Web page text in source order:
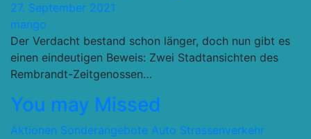
27. September 2021
mango
Der Verdacht bestand schon länger, doch nun gibt es
einen eindeutigen Beweis: Zwei Stadtansichten des
Rembrandt-Zeitgenossen…
You may Missed
Aktionen Sonderangebote Auto Strassenverkehr